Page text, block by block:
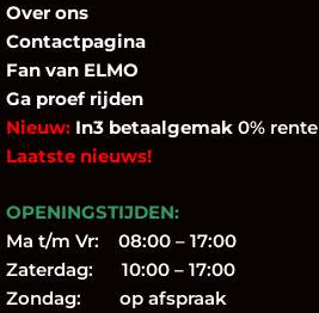
Over ons
Contactpagina
Fan van ELMO
Ga proef rijden
Nieuw: In3 betaalgemak 0% rente
Laatste nieuws!
OPENINGSTIJDEN:
Ma t/m Vr: 08:00 – 17:00
Zaterdag: 10:00 – 17:00
Zondag: op afspraak